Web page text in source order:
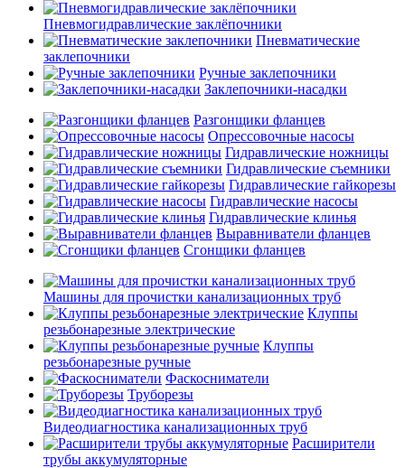
Пневмогидравлические заклёпочники
Пневматические
заклепочники
Ручные заклепочники
Заклепочники-насадки
Разгонщики фланцев
Опрессовочные насосы
Гидравлические ножницы
Гидравлические съемники
Гидравлические гайкорезы
Гидравлические насосы
Гидравлические клинья
Выравниватели фланцев
Сгонщики фланцев
Машины для прочистки канализационных труб
Клуппы
резьбонарезные электрические
Клуппы
резьбонарезные ручные
Фаскосниматели
Труборезы
Видеодиагностика канализационных труб
Расширители
трубы аккумуляторные